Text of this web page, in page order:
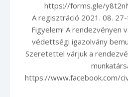
https://forms.gle/
A regisztráció 2021. 08.
Figyelem! A rendezvényen
védettségi igazolvány
Szeretettel várjuk a
https://www.facebook.com/